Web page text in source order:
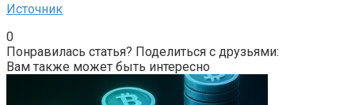
Источник
0
Понравилась статья? Поделиться с друзьями:
Вам также может быть интересно